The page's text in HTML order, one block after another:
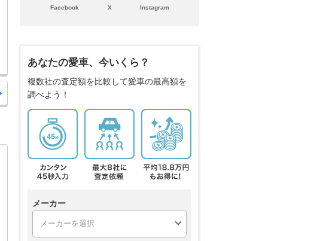
Facebook X Instagram
あなたの愛車、今いくら？
複数社の査定額を比較して愛車の最高額を
調べよう！
メーカー